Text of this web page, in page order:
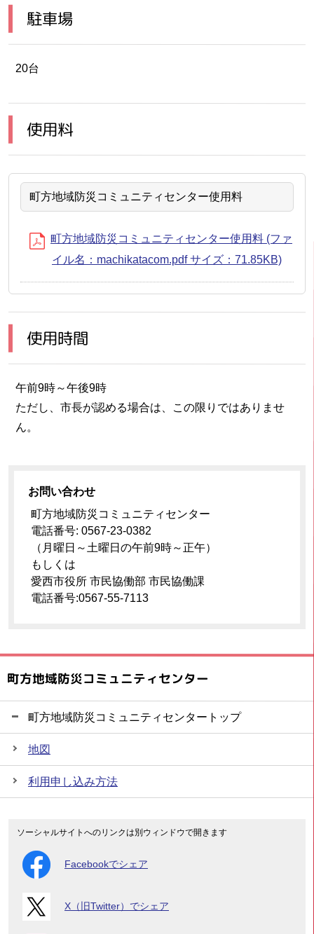
駐車場
20台
使用料
町方地域防災コミュニティセンター使用料
町方地域防災コミュニティセンター使用料 (ファ
イル名：machikatacom.pdf サイズ：71.85KB)
使用時間
午前9時～午後9時
ただし、市長が認める場合は、この限りではありませ
ん。
お問い合わせ
町方地域防災コミュニティセンター
電話番号: 0567-23-0382
（月曜日～土曜日の午前9時～正午）
もしくは
愛西市役所 市民協働部 市民協働課
電話番号:0567-55-7113
町方地域防災コミュニティセンター
町方地域防災コミュニティセンタートップ
地図
利用申し込み方法
ソーシャルサイトへのリンクは別ウィンドウで開きます
Facebookでシェア
X（旧Twitter）でシェア